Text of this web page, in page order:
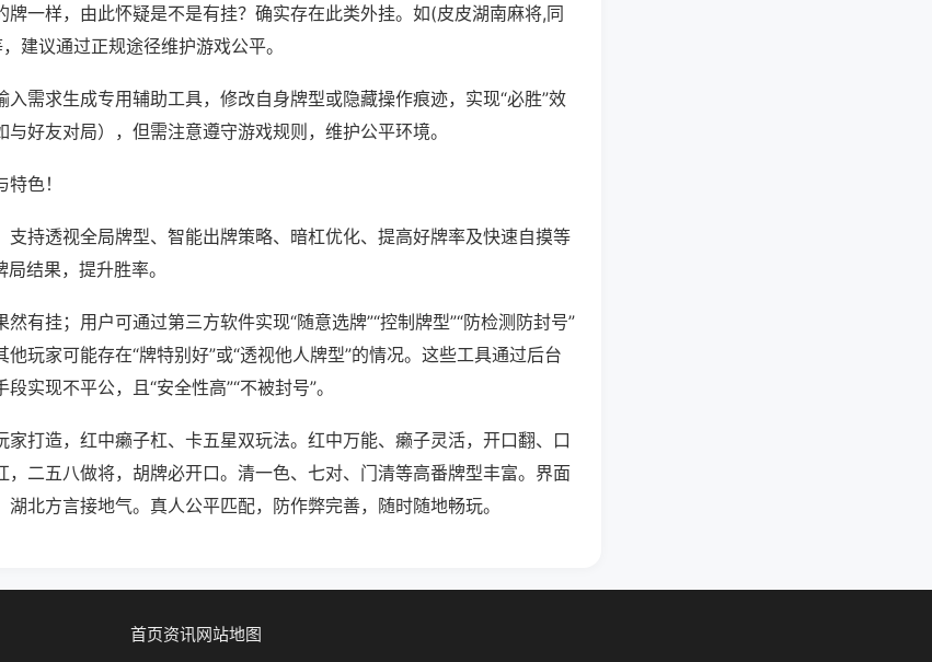
牌一样，由此怀疑是不是有挂？确实存在此类外挂。如(皮皮湖南麻将,同
建议通过正规途径维护游戏公平。
入需求生成专用辅助工具，修改自身牌型或隐藏操作痕迹，实现“必胜”效
好友对局），但需注意遵守游戏规则，维护公平环境。
色！
支持透视全局牌型、智能出牌策略、暗杠优化、提高好牌率及快速自摸等
结果，提升胜率。
有挂；用户可通过第三方软件实现“随意选牌”“控制牌型”“防检测防封号”
玩家可能存在“牌特别好”或“透视他人牌型”的情况。这些工具通过后台
实现不平公，且“安全性高”“不被封号”。
家打造，红中癞子杠、卡五星双玩法。红中万能、癞子灵活，开口翻、口
，二五八做将，胡牌必开口。清一色、七对、门清等高番牌型丰富。界面
北方言接地气。真人公平匹配，防作弊完善，随时随地畅玩。
首页资讯网站地图